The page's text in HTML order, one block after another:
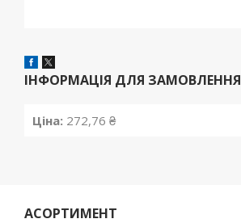
ІНФОРМАЦІЯ ДЛЯ ЗАМОВЛЕННЯ
Ціна: 272,76 ₴
АСОРТИМЕНТ